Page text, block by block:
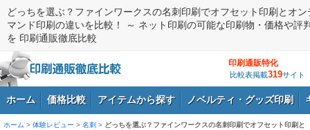
どっちを選ぶ？ファインワークスの名刺印刷でオフセット印刷とオン
マンド印刷の違いを比較！ ～ ネット印刷の可能な印刷物・価格や評
を 印刷通販徹底比較
印刷通販特化
比較表掲載319サイト
ホーム 価格比較 アイテムから探す ノベルティ・グッズ印刷
ホーム > 体験レビュー > 名刺 > どっちを選ぶ？ファインワークスの名刺印刷でオフセット印刷と